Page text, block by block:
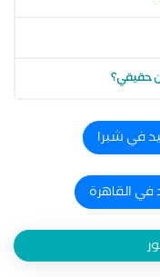
حقيقي؟
في شبرا
في القاهرة